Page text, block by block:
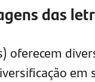
das
oferecem